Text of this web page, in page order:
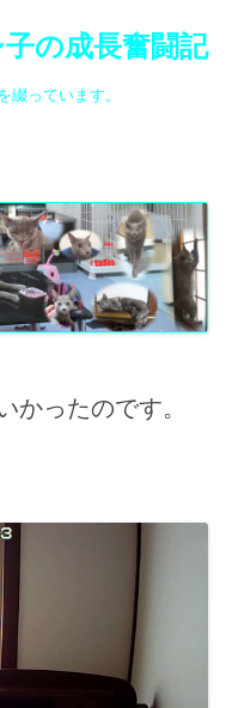
の成長奮闘記
綴っています。
かったのです。